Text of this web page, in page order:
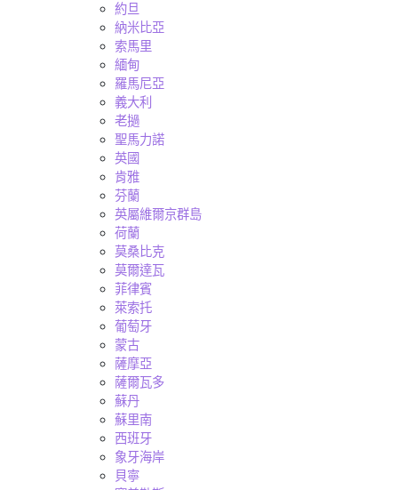
約旦
納米比亞
索馬里
緬甸
羅馬尼亞
義大利
老撾
聖馬力諾
英國
肯雅
芬蘭
英屬維爾京群島
荷蘭
莫桑比克
莫爾達瓦
菲律賓
萊索托
葡萄牙
蒙古
薩摩亞
薩爾瓦多
蘇丹
蘇里南
西班牙
象牙海岸
貝寧